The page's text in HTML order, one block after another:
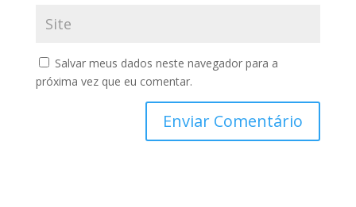
Salvar meus dados neste navegador para a
próxima vez que eu comentar.